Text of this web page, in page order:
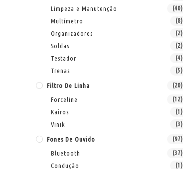
Limpeza e Manutenção (40)
Multímetro (8)
Organizadores (2)
Soldas (2)
Testador (4)
Trenas (5)
Filtro De Linha (20)
Forceline (12)
Kairos (1)
Vinik (3)
Fones De Ouvido (97)
Bluetooth (37)
Condução (1)